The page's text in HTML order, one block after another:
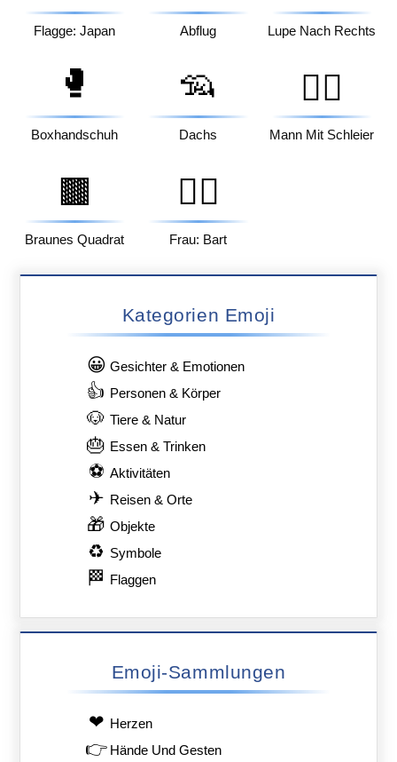
Flagge: Japan Abflug Lupe Nach Rechts
🥊
Boxhandschuh
🦡
Dachs
👰‍♂️
Mann Mit Schleier
🟫
Braunes Quadrat
🧔‍♀️
Frau: Bart
Kategorien Emoji
😀 Gesichter & Emotionen
👍 Personen & Körper
🐶 Tiere & Natur
🎂 Essen & Trinken
⚽ Aktivitäten
✈ Reisen & Orte
🎁 Objekte
♻ Symbole
🏁 Flaggen
Emoji-Sammlungen
❤ Herzen
👉 Hände Und Gesten